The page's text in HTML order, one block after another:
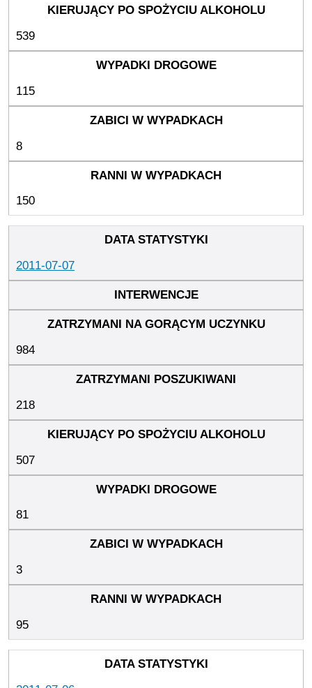
539
115
8
150
2011-07-07
984
218
507
81
3
95